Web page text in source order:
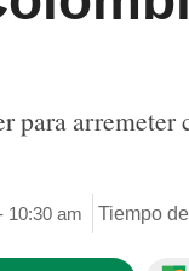
para
10:30 am Tiempo